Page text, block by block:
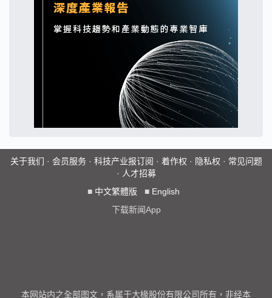
关于我们 · 会员服务· 科技产业报订阅 · 着作权 · 隐私权 · 常见问题
· 人才招募
■ 中文繁體版 ■ English
下载新闻App
本网站内之全部图文，系属于大椽股份有限公司所有，非经本